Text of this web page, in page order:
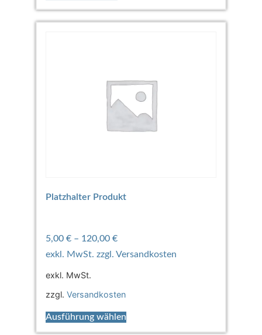
Platzhalter Produkt
5,00 €– 120,00 €
exkl. MwSt.
zzgl. Versandkosten
Ausführung wählen